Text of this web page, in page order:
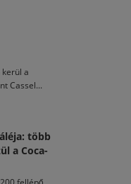
a
Cassel...
több
a Coca-